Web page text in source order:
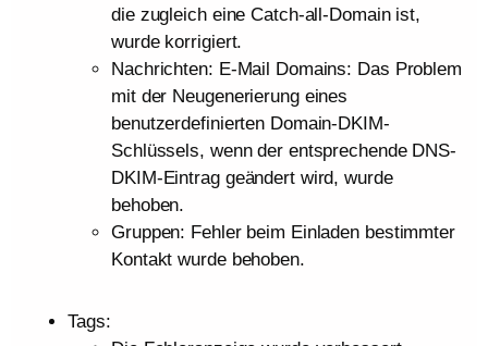
die zugleich eine Catch-all-Domain ist,
wurde korrigiert.
Nachrichten: E-Mail Domains: Das Problem
mit der Neugenerierung eines
benutzerdefinierten Domain-DKIM-
Schlüssels, wenn der entsprechende DNS-
DKIM-Eintrag geändert wird, wurde
behoben.
Gruppen: Fehler beim Einladen bestimmter
Kontakt wurde behoben.
Tags: